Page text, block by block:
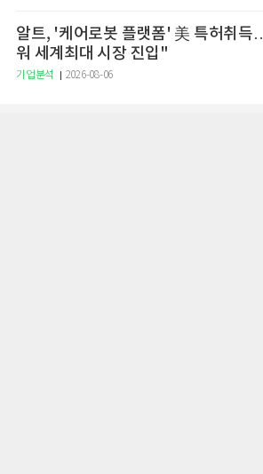
알트, '케어로봇 플랫폼' 美 특허취득
워 세계최대 시장 진입"
기업분석 2026-08-06